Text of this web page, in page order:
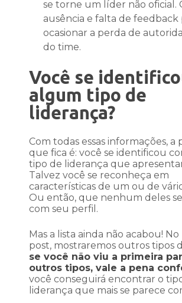
se torne um líder não oficial.
ausência e falta de feedback
ocasionar a perda de
do time.
Você se
algum tipo de
liderança?
Com todas essas informações,
que fica é: você se identificou
tipo de liderança que
Talvez você se reconheça em
características de um ou de
Ou então, que nenhum deles
com seu perfil.
Mas a lista ainda não acabou!
post, mostraremos outros tipos
se você não viu a primeira
outros tipos, vale a pena
você conseguirá encontrar o
liderança que mais se parece